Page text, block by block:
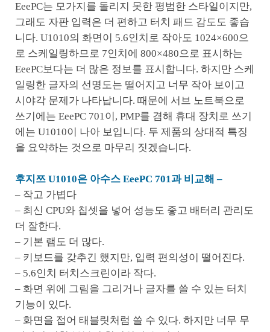
EeePC는 모가지를 돌리지 못한 평범한 스타일이지만,
그래도 자판 입력은 더 편하고 터치 패드 감도도 좋습
니다. U1010의 화면이 5.6인치로 작아도 1024×600으
로 스케일링하므로 7인치에 800×480으로 표시하는
EeePC보다는 더 많은 정보를 표시합니다. 하지만 스케
일링한 글자의 선명도는 떨어지고 너무 작아 보이고
시야각 문제가 나타납니다. 때문에 서브 노트북으로
쓰기에는 EeePC 701이, PMP를 겸해 휴대 장치로 쓰기
에는 U1010이 나아 보입니다. 두 제품의 상대적 특징
을 요약하는 것으로 마무리 짓겠습니다.
후지쯔 U1010은 아수스 EeePC 701과 비교해 –
– 작고 가볍다
– 최신 CPU와 칩셋을 넣어 성능도 좋고 배터리 관리도
더 잘한다.
– 기본 램도 더 많다.
– 키보드를 갖추긴 했지만, 입력 편의성이 떨어진다.
– 5.6인치 터치스크린이라 작다.
– 화면 위에 그림을 그리거나 글자를 쓸 수 있는 터치
기능이 있다.
– 화면을 접어 태블릿처럼 쓸 수 있다. 하지만 너무 무